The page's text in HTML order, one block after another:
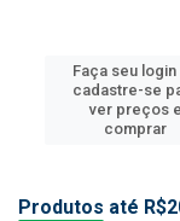
Faça seu login
cadastre-se
ver preços e
comprar
Produtos até